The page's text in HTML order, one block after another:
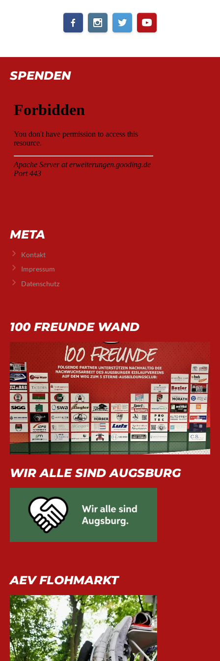
SPENDEN
META
Kontakt
Impressum
Datenschutz
100 FREUNDE WAND
WIR ALLE SIND AUGSBURG
AEV FLOHMARKT